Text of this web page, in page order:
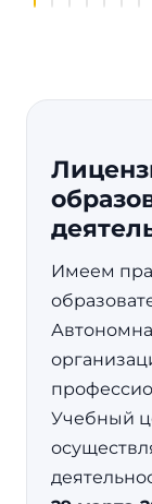
Имеем
Учебный